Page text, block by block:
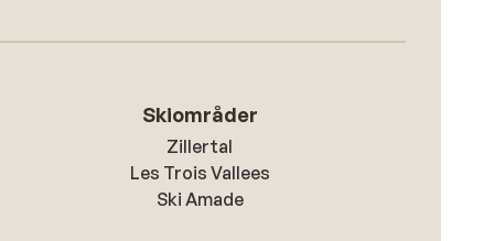
Skiområder
Zillertal
Les Trois Vallees
Ski Amade